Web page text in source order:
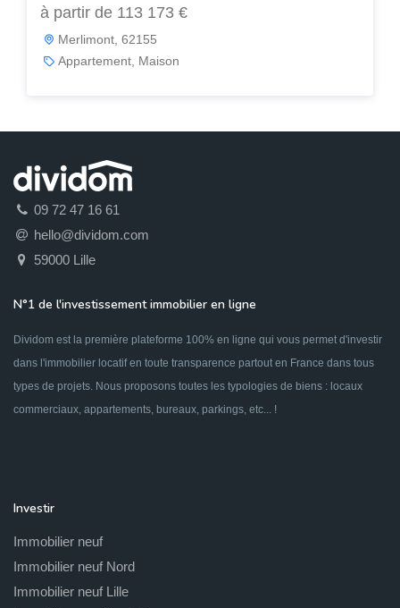
à partir de 113 173 €
Merlimont, 62155
Appartement, Maison
09 72 47 16 61
hello@dividom.com
59000 Lille
N°1 de l'investissement immobilier en ligne
Dividom est la première plateforme 100% en ligne qui vous permet d'investir
dans l'immobilier locatif en toute transparence partout en France dans tous
types de projets. Nous proposons toutes les typologies de biens : locaux
commerciaux, appartements, bureaux, parkings, etc... !
Investir
Immobilier neuf
Immobilier neuf Nord
Immobilier neuf Lille